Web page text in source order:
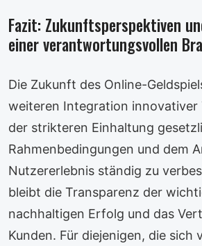
Fazit: Zukunftsperspektiven
einer verantwortungsvollen
Die Zukunft des Online-
weiteren Integration innovativer
der strikteren Einhaltung
Rahmenbedingungen und dem
Nutzererlebnis ständig zu
bleibt die Transparenz der
nachhaltigen Erfolg und das
Kunden. Für diejenigen, die sich